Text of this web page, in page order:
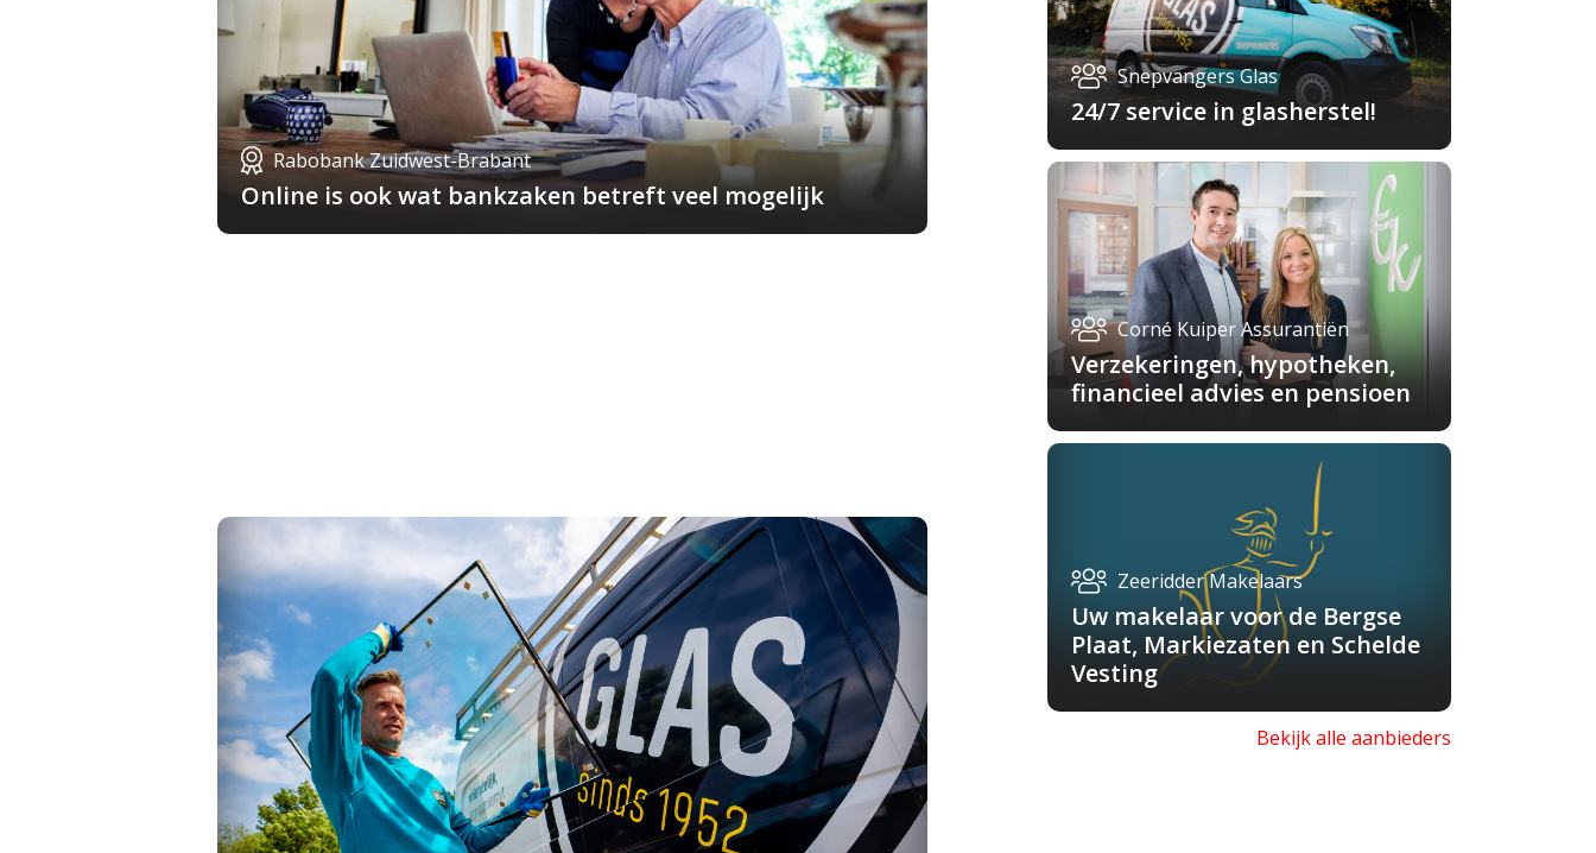
Rabobank Zuidwest-Brabant
Online is ook wat bankzaken betreft veel mogelijk
Snepvangers Glas
24/7 service in glasherstel!
Corné Kuiper Assurantiën
Verzekeringen, hypotheken,
financieel advies en pensioen
Zeeridder Makelaars
Uw makelaar voor de Bergse
Plaat, Markiezaten en Schelde
Vesting
Bekijk alle aanbieders